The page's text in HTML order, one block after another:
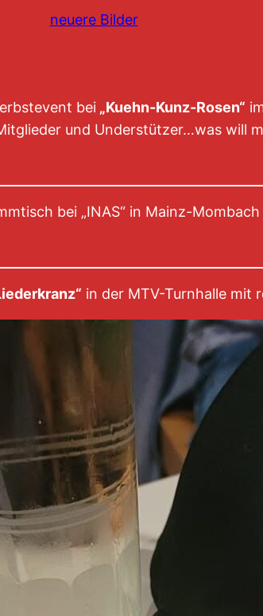
neuere Bilder
bei „Kuehn-Kunz-Rosen“
und Understützer…was will
bei „INAS“ in Mainz-
in der MTV-Turnhalle mit